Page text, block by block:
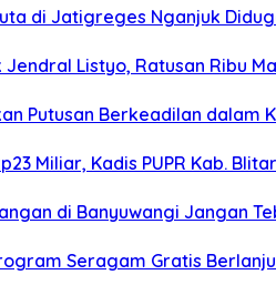
di Jatigreges Nganjuk
Jendral Listyo, Ratusan Ribu
Putusan Berkeadilan dalam
Miliar, Kadis PUPR Kab.
di Banyuwangi Jangan
Seragam Gratis